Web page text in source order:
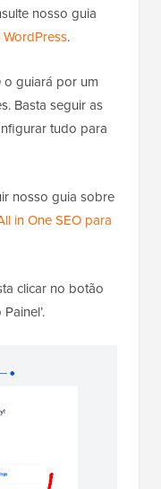
nosso guia
.
o guiará por um
Basta seguir as
tudo para
nosso guia sobre
in One SEO para
clicar no botão